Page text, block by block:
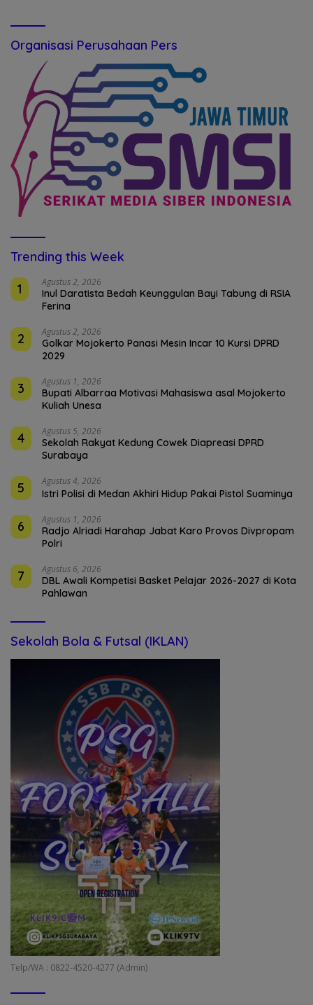
Organisasi Perusahaan Pers
Trending this Week
1
Agustus 2, 2026
Inul Daratista Bedah Keunggulan Bayi Tabung di RSIA
Ferina
2 Agustus 2, 2026
Golkar Mojokerto Panasi Mesin Incar 10 Kursi DPRD
2029
3 Agustus 1, 2026
Bupati Albarraa Motivasi Mahasiswa asal Mojokerto
Kuliah Unesa
4 Agustus 5, 2026
Sekolah Rakyat Kedung Cowek Diapreasi DPRD
Surabaya
5 Agustus 4, 2026
Istri Polisi di Medan Akhiri Hidup Pakai Pistol Suaminya
6 Agustus 1, 2026
Radjo Alriadi Harahap Jabat Karo Provos Divpropam
Polri
7 Agustus 6, 2026
DBL Awali Kompetisi Basket Pelajar 2026-2027 di Kota
Pahlawan
Sekolah Bola & Futsal (IKLAN)
Telp/WA : 0822-4520-4277 (Admin)